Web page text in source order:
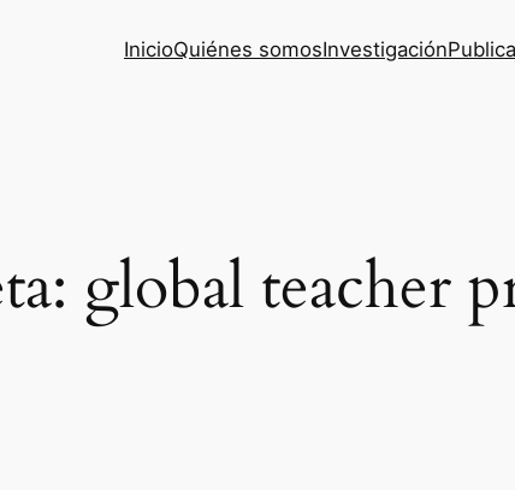
InicioQuiénes somosInvestigación
global teacher